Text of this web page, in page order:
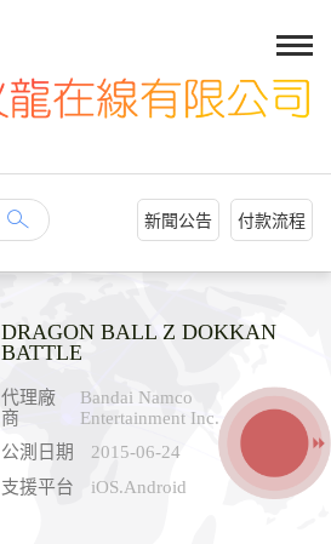
新聞公告 付款流程
DRAGON BALL Z DOKKAN
BATTLE
代理廠
商
Bandai Namco
Entertainment Inc.
公測日期
2015-06-24
支援平台
iOS.Android